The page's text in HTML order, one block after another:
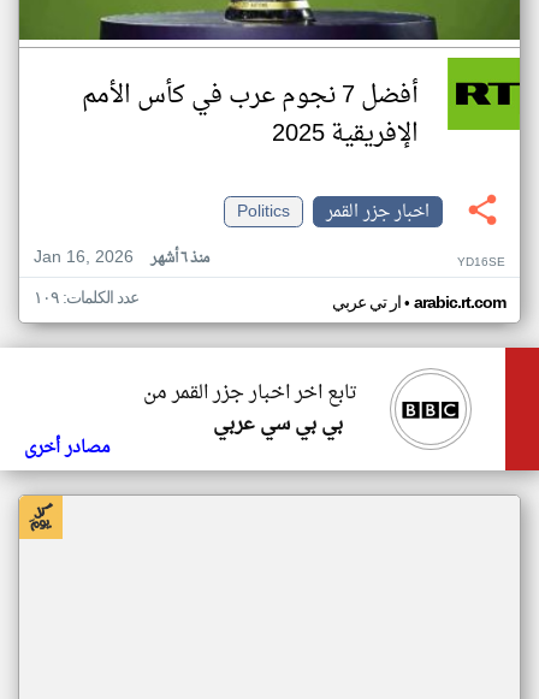
أفضل 7 نجوم عرب في كأس الأمم
الإفريقية 2025
اخبار جزر القمر
Politics
Jan 16, 2026
منذ ٦ أشهر YD16SE
ار تي عربي• arabic.rt.com عدد الكلمات: ١٠٩
تابع اخر اخبار جزر القمر من
بي بي سي عربي
مصادر أخرى